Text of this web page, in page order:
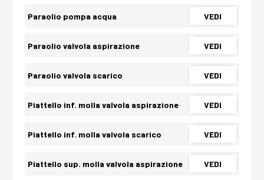
Paraolio pompa acqua VEDI
Paraolio valvola aspirazione VEDI
Paraolio valvola scarico VEDI
Piattello inf. molla valvola aspirazione VEDI
Piattello inf. molla valvola scarico VEDI
Piattello sup. molla valvola aspirazione VEDI